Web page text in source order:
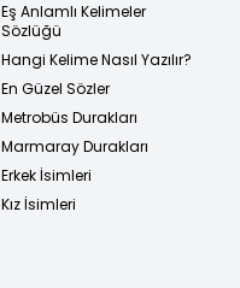
Eş Anlamlı Kelimeler
Sözlüğü
Hangi Kelime Nasıl Yazılır?
En Güzel Sözler
Metrobüs Durakları
Marmaray Durakları
Erkek İsimleri
Kız İsimleri